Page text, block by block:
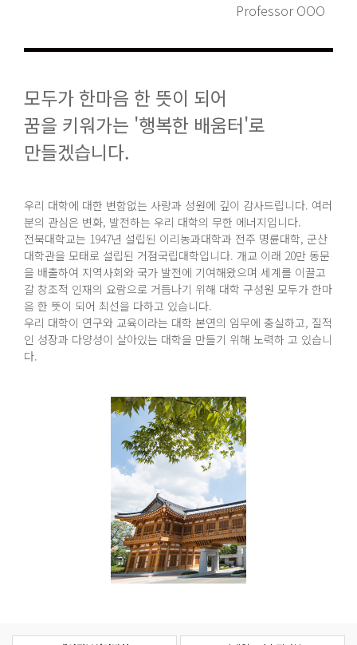
Professor OOO
모두가 한마음 한 뜻이 되어
꿈을 키워가는 '행복한 배움터'로
만들겠습니다.
우리 대학에 대한 변함없는 사랑과 성원에 깊이 감사드립니다. 여러
분의 관심은 변화, 발전하는 우리 대학의 무한 에너지입니다.
전북대학교는 1947년 설립된 이리농과대학과 전주 명륜대학, 군산
대학관을 모태로 설립된 거점국립대학입니다. 개교 이래 20만 동문
을 배출하여 지역사회와 국가 발전에 기여해왔으며 세계를 이끌고
갈 창조적 인재의 요람으로 거듭나기 위해 대학 구성원 모두가 한마
음 한 뜻이 되어 최선을 다하고 있습니다.
우리 대학이 연구와 교육이라는 대학 본연의 임무에 충실하고, 질적
인 성장과 다양성이 살아있는 대학을 만들기 위해 노력하 고 있습니
다.